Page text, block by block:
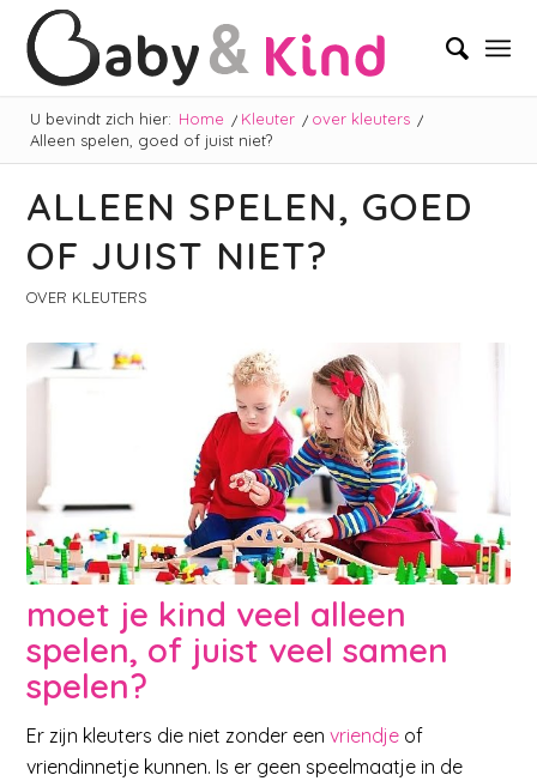
U bevindt zich hier: Home / Kleuter / over kleuters /
Alleen spelen, goed of juist niet?
ALLEEN SPELEN, GOED
OF JUIST NIET?
OVER KLEUTERS
moet je kind veel alleen
spelen, of juist veel samen
spelen?
Er zijn kleuters die niet zonder eenvriendje of
vriendinnetje kunnen. Is er geen speelmaatje in de